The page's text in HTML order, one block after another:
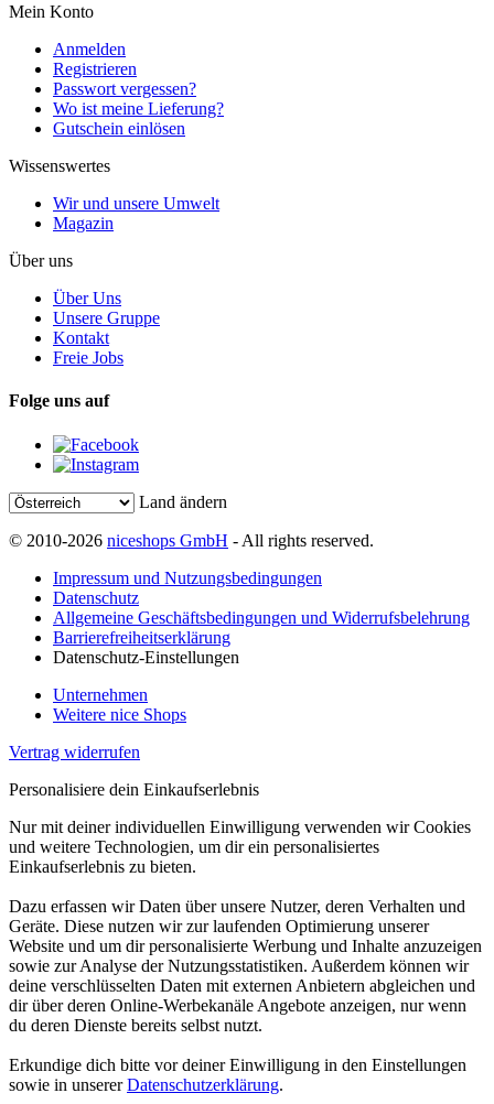
Mein Konto
Anmelden
Registrieren
Passwort vergessen?
Wo ist meine Lieferung?
Gutschein einlösen
Wissenswertes
Wir und unsere Umwelt
Magazin
Über uns
Über Uns
Unsere Gruppe
Kontakt
Freie Jobs
Folge uns auf
Land ändern
© 2010-2026 niceshops GmbH - All rights reserved.
Impressum und Nutzungsbedingungen
Datenschutz
Allgemeine Geschäftsbedingungen und Widerrufsbelehrung
Barrierefreiheitserklärung
Datenschutz-Einstellungen
Unternehmen
Weitere nice Shops
Vertrag widerrufen
Personalisiere dein Einkaufserlebnis
Nur mit deiner individuellen Einwilligung verwenden wir Cookies
und weitere Technologien, um dir ein personalisiertes
Einkaufserlebnis zu bieten.
Dazu erfassen wir Daten über unsere Nutzer, deren Verhalten und
Geräte. Diese nutzen wir zur laufenden Optimierung unserer
Website und um dir personalisierte Werbung und Inhalte anzuzeigen
sowie zur Analyse der Nutzungsstatistiken. Außerdem können wir
deine verschlüsselten Daten mit externen Anbietern abgleichen und
dir über deren Online-Werbekanäle Angebote anzeigen, nur wenn
du deren Dienste bereits selbst nutzt.
Erkundige dich bitte vor deiner Einwilligung in den Einstellungen
sowie in unsererDatenschutzerklärung.